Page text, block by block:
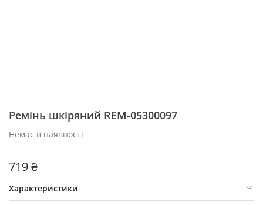
Ремінь шкіряний REM-05300097
Немає в наявності
719 ₴
Характеристики